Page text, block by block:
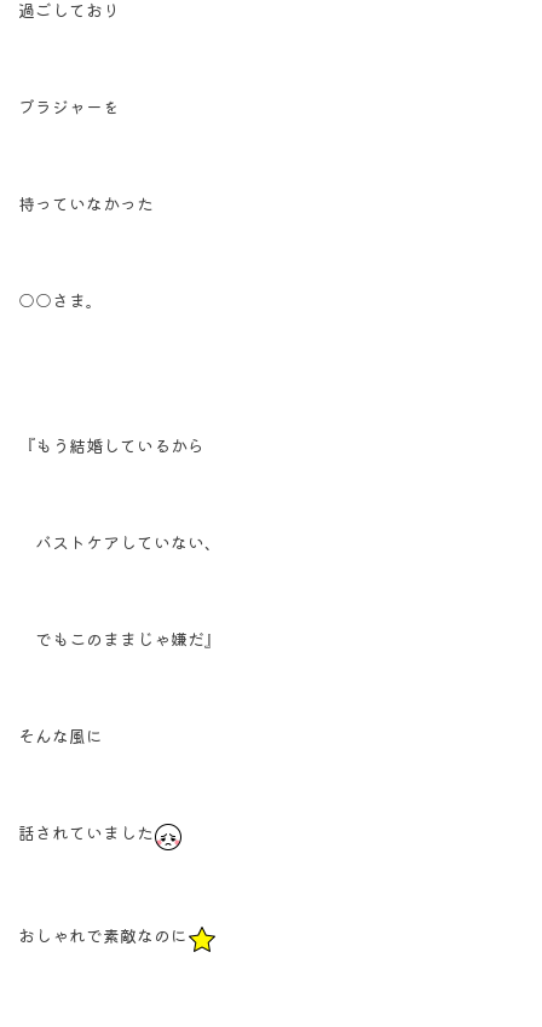
過ごしており
ブラジャーを
持っていなかった
○○さま。
『もう結婚しているから
バストケアしていない、
でもこのままじゃ嫌だ』
そんな風に
話されていました
おしゃれで素敵なのに